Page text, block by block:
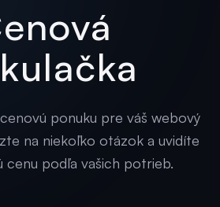
ponuku pre váš webový
na niekoľko otázok a uvidíte
cenu podľa vašich potrieb.